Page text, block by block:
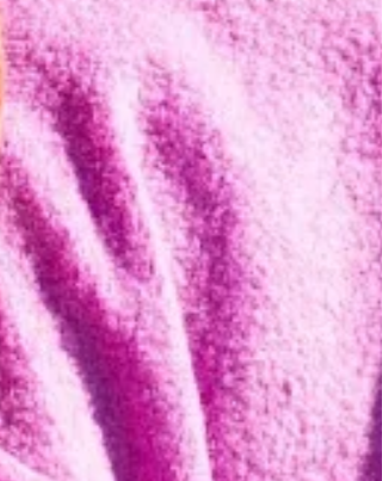
jüdischen Mädchen Hedwig Kiesler aus Wien die
Hollywood-Diva Hedy Lamarr wurde.